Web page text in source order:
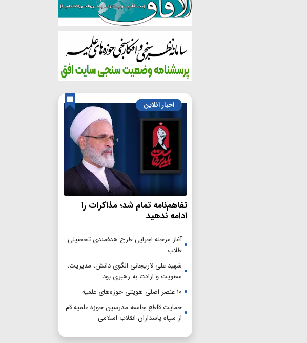
اخبار آنلاین
تفاهم‌نامه تمام شد؛ مذاکرات را
ادامه ندهید
آغاز مرحله اجرایی طرح هدفمندی تحصیلی
طلاب
شهید علی لاریجانی الگوی دانش، مدیریت،
معنویت و ارادت به رهبری بود
۱۰ عنصر اصلی هویتی حوزه‌های علمیه
حمایت قاطع جامعه مدرسین حوزه علمیه قم
از سپاه پاسداران انقلاب اسلامی